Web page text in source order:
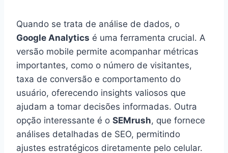
Quando se trata de análise de dados, o
Google Analytics é uma ferramenta crucial. A
versão mobile permite acompanhar métricas
importantes, como o número de visitantes,
taxa de conversão e comportamento do
usuário, oferecendo insights valiosos que
ajudam a tomar decisões informadas. Outra
opção interessante é o SEMrush, que fornece
análises detalhadas de SEO, permitindo
ajustes estratégicos diretamente pelo celular.